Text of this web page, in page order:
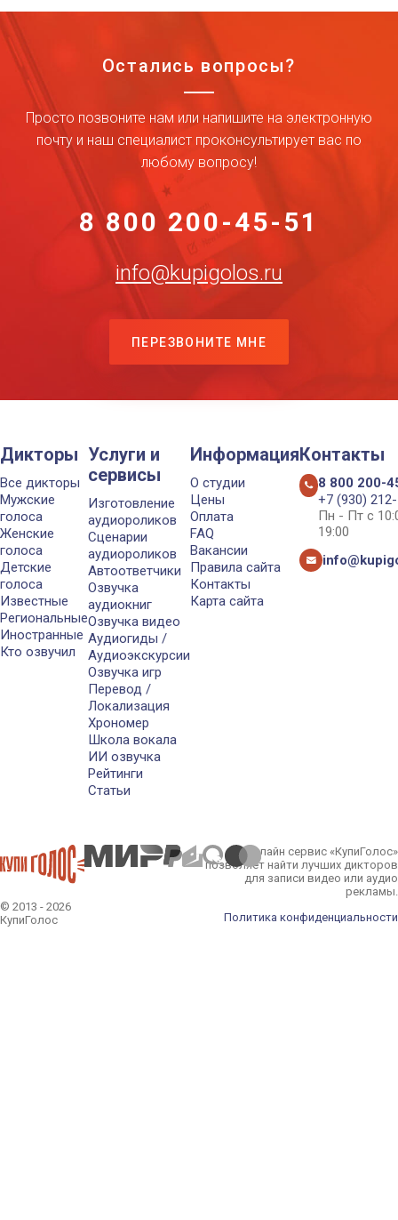
Остались вопросы?
Просто позвоните нам или напишите на электронную
почту и наш специалист проконсультирует вас по
любому вопросу!
8 800 200-45-51
info@kupigolos.ru
ПЕРЕЗВОНИТЕ МНЕ
Дикторы
Все дикторы
Мужские
голоса
Женские
голоса
Детские
голоса
Известные
Региональные
Иностранные
Кто озвучил
Услуги и
сервисы
Изготовление
аудиороликов
Сценарии
аудиороликов
Автоответчики
Озвучка
аудиокниг
Озвучка видео
Аудиогиды /
Аудиоэкскурсии
Озвучка игр
Перевод /
Локализация
Хрономер
Школа вокала
ИИ озвучка
Рейтинги
Статьи
Информация
О студии
Цены
Оплата
FAQ
Вакансии
Правила сайта
Контакты
Карта сайта
Контакты
8 800 200-
+7 (930)
Пн - Пт с
19:00
© 2013 - 2026
КупиГолос
Онлайн сервис «КупиГолос»
позволяет найти лучших дикторов
для записи видео или аудио
рекламы.
Политика конфиденциальности